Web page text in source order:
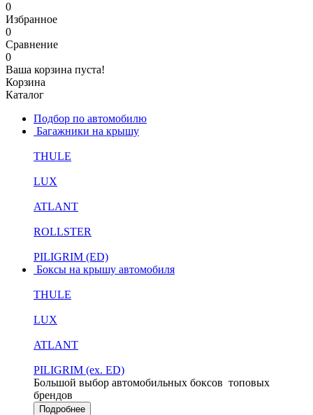
0
Избранное
0
Сравнение
0
Ваша корзина пуста!
Корзина
Каталог
Подбор по автомобилю
Багажники на крышу
THULE
LUX
ATLANT
ROLLSTER
PILIGRIM (ED)
Боксы на крышу автомобиля
THULE
LUX
ATLANT
PILIGRIM (ex. ED)
Большой выбор автомобильных боксов топовых
брендов
Подробнее